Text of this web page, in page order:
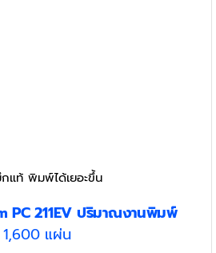
แท้ พิมพ์ได้เยอะขึ้น
PC 211EV ปริมาณงานพิมพ์
1,600 แผ่น